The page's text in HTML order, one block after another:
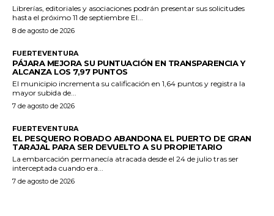
Librerías, editoriales y asociaciones podrán presentar sus solicitudes
hasta el próximo 11 de septiembre El...
8 de agosto de 2026
FUERTEVENTURA
PÁJARA MEJORA SU PUNTUACIÓN EN TRANSPARENCIA Y
ALCANZA LOS 7,97 PUNTOS
El municipio incrementa su calificación en 1,64 puntos y registra la
mayor subida de...
7 de agosto de 2026
FUERTEVENTURA
EL PESQUERO ROBADO ABANDONA EL PUERTO DE GRAN
TARAJAL PARA SER DEVUELTO A SU PROPIETARIO
La embarcación permanecía atracada desde el 24 de julio tras ser
interceptada cuando era...
7 de agosto de 2026